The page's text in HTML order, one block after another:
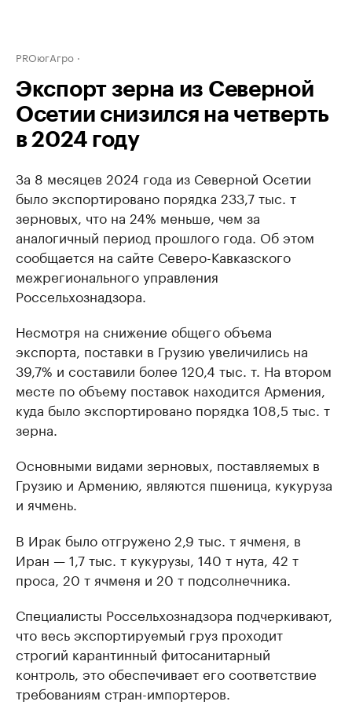
PROюгАгро
Экспорт зерна из Северной
Осетии снизился на четверть
в 2024 году
За 8 месяцев 2024 года из Северной Осетии
было экспортировано порядка 233,7 тыс. т
зерновых, что на 24% меньше, чем за
аналогичный период прошлого года. Об этом
сообщается на сайте Северо-Кавказского
межрегионального управления
Россельхознадзора.
Несмотря на снижение общего объема
экспорта, поставки в Грузию увеличились на
39,7% и составили более 120,4 тыс. т. На втором
месте по объему поставок находится Армения,
куда было экспортировано порядка 108,5 тыс. т
зерна.
Основными видами зерновых, поставляемых в
Грузию и Армению, являются пшеница, кукуруза
и ячмень.
В Ирак было отгружено 2,9 тыс. т ячменя, в
Иран — 1,7 тыс. т кукурузы, 140 т нута, 42 т
проса, 20 т ячменя и 20 т подсолнечника.
Специалисты Россельхознадзора подчеркивают,
что весь экспортируемый груз проходит
строгий карантинный фитосанитарный
контроль, это обеспечивает его соответствие
требованиям стран-импортеров.